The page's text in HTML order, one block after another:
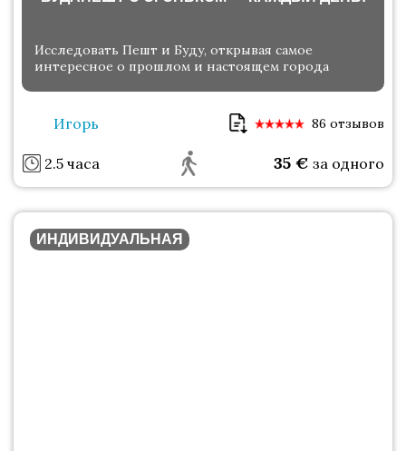
Исследовать Пешт и Буду, открывая самое
интересное о прошлом и настоящем города
Игорь 86 отзывов
2.5 часа 35 € за одного
ИНДИВИДУАЛЬНАЯ